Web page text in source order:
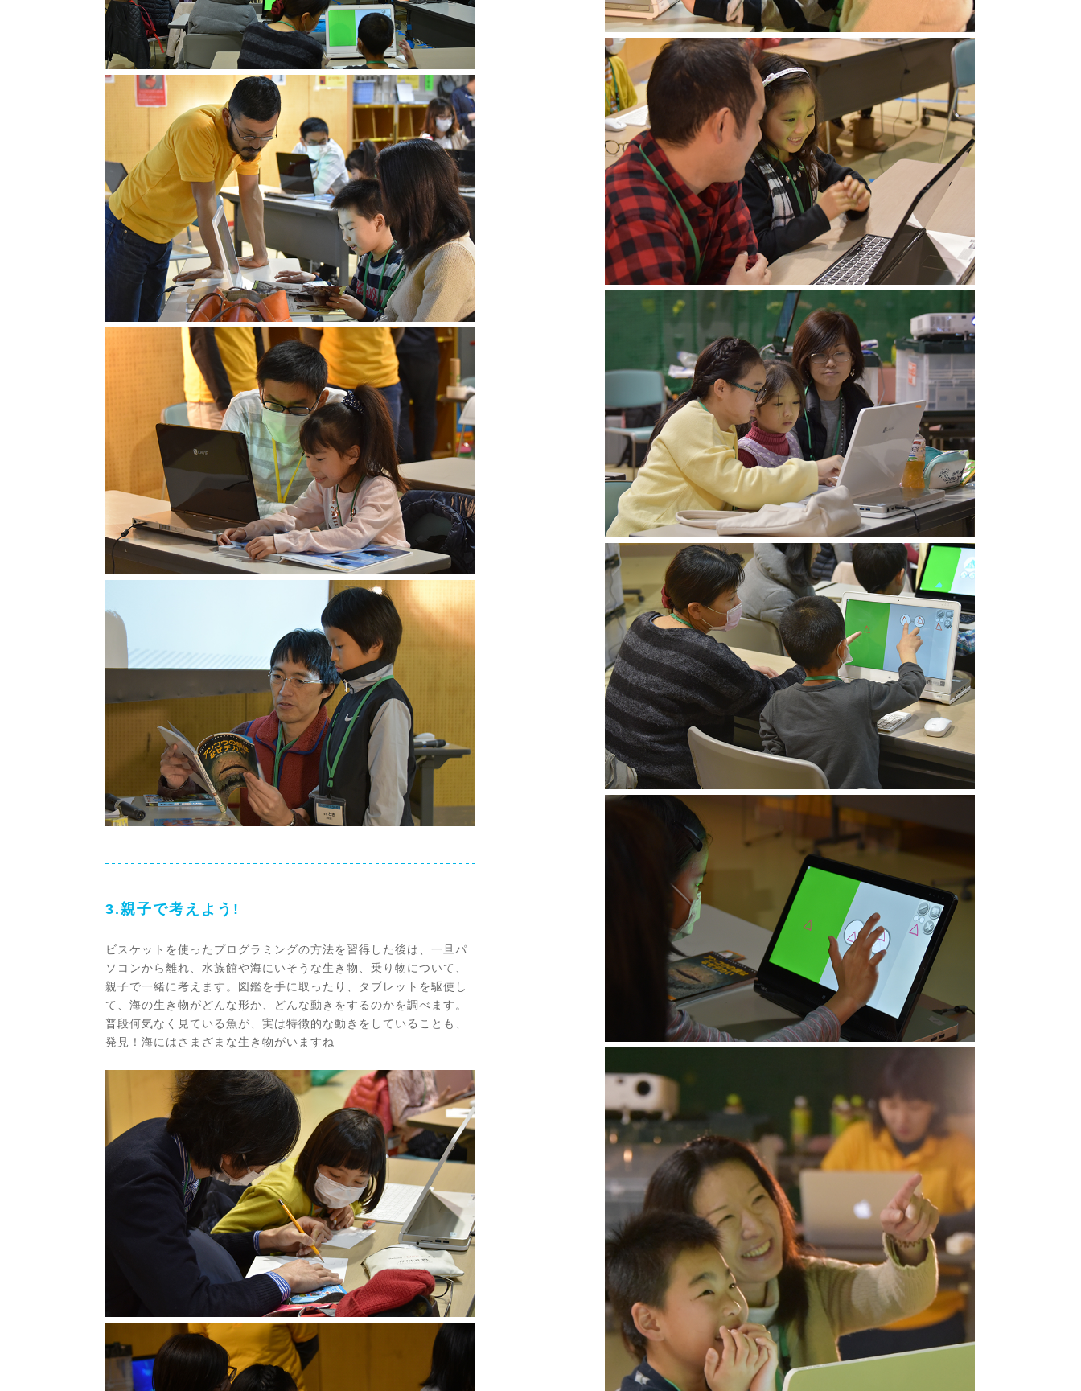
3.親子で考えよう!
ビスケットを使ったプログラミングの方法を習得した後は、一旦パ
ソコンから離れ、水族館や海にいそうな生き物、乗り物について、
親子で一緒に考えます。図鑑を手に取ったり、タブレットを駆使し
て、海の生き物がどんな形か、どんな動きをするのかを調べます。
普段何気なく見ている魚が、実は特徴的な動きをしていることも、
発見！海にはさまざまな生き物がいますね